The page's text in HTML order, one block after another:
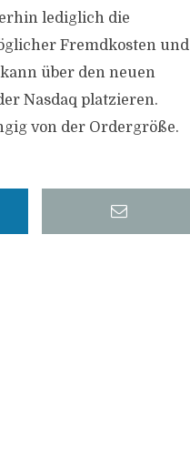
lediglich die
Fremdkosten und
über den neuen
Nasdaq platzieren.
von der Ordergröße.